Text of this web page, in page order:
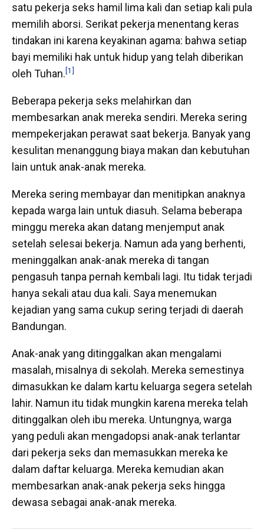
satu pekerja seks hamil lima kali dan setiap kali pula
memilih aborsi. Serikat pekerja menentang keras
tindakan ini karena keyakinan agama: bahwa setiap
bayi memiliki hak untuk hidup yang telah diberikan
oleh Tuhan.[1]
Beberapa pekerja seks melahirkan dan
membesarkan anak mereka sendiri. Mereka sering
mempekerjakan perawat saat bekerja. Banyak yang
kesulitan menanggung biaya makan dan kebutuhan
lain untuk anak-anak mereka.
Mereka sering membayar dan menitipkan anaknya
kepada warga lain untuk diasuh. Selama beberapa
minggu mereka akan datang menjemput anak
setelah selesai bekerja. Namun ada yang berhenti,
meninggalkan anak-anak mereka di tangan
pengasuh tanpa pernah kembali lagi. Itu tidak terjadi
hanya sekali atau dua kali. Saya menemukan
kejadian yang sama cukup sering terjadi di daerah
Bandungan.
Anak-anak yang ditinggalkan akan mengalami
masalah, misalnya di sekolah. Mereka semestinya
dimasukkan ke dalam kartu keluarga segera setelah
lahir. Namun itu tidak mungkin karena mereka telah
ditinggalkan oleh ibu mereka. Untungnya, warga
yang peduli akan mengadopsi anak-anak terlantar
dari pekerja seks dan memasukkan mereka ke
dalam daftar keluarga. Mereka kemudian akan
membesarkan anak-anak pekerja seks hingga
dewasa sebagai anak-anak mereka.